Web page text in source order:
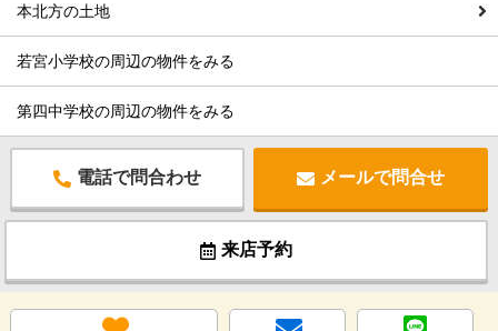
本北方の土地
若宮小学校の周辺の物件をみる
第四中学校の周辺の物件をみる
電話で問合わせ メールで問合せ
来店予約